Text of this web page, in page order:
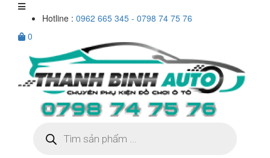
Hotline : 0962 665 345 - 0798 74 75 76
0
kiếm
sản